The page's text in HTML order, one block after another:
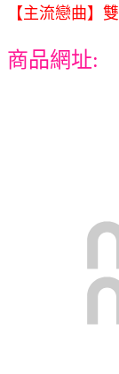
【主流戀曲】
商品網址: